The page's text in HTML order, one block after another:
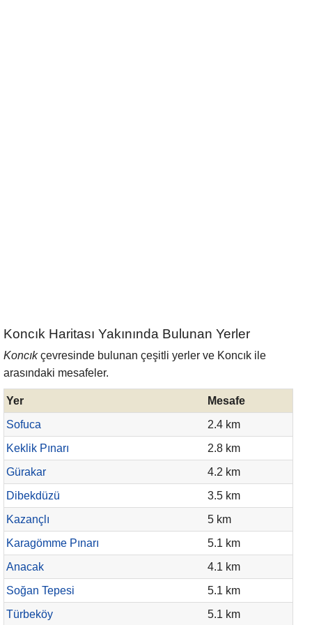
Koncık Haritası Yakınında Bulunan Yerler
Koncıkçevresinde bulunan çeşitli yerler ve Koncık ile
arasındaki mesafeler.
Yer
Mesafe
Sofuca
2.4 km
Keklik Pınarı
2.8 km
Gürakar
4.2 km
Dibekdüzü
3.5 km
Kazançlı
5 km
Karagömme Pınarı
5.1 km
Anacak
4.1 km
Soğan Tepesi
5.1 km
Türbeköy
5.1 km